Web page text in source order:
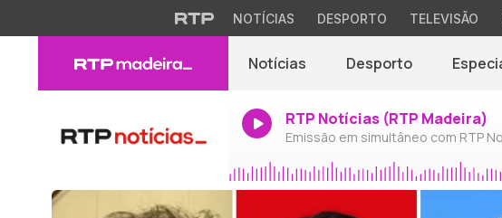
NOTÍCIAS DESPORTO TELEVISÃO
Notícias Desporto
RTP Notícias (RTP Madeira)
Emissão em simultâneo com RTP